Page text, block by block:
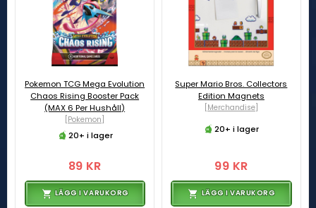
Pokemon TCG Mega Evolution
Chaos Rising Booster Pack
(MAX 6 Per Hushåll)
[Pokemon]
20+ i lager
89 KR
LÄGG I VARUKORG
Super Mario Bros. Collectors
Edition Magnets
[Merchandise]
20+ i lager
99 KR
LÄGG I VARUKORG